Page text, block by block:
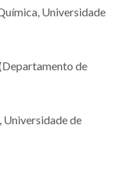
Universidade
de
de